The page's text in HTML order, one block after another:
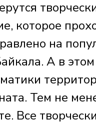
которое
на
А в
Тем не
Все